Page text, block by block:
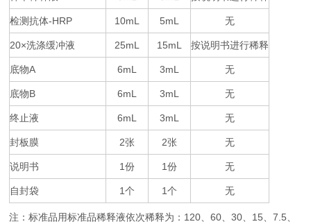
检测抗体-HRP 10mL 5mL 无
20×洗涤缓冲液 25mL 15mL 按说明书进行稀释
底物A 6mL 3mL 无
底物B 6mL 3mL 无
终止液 6mL 3mL 无
封板膜 2张 2张 无
说明书 1份 1份 无
自封袋 1个 1个 无
注：标准品用标准品稀释液依次稀释为： 120、60、30、 15、7.5、